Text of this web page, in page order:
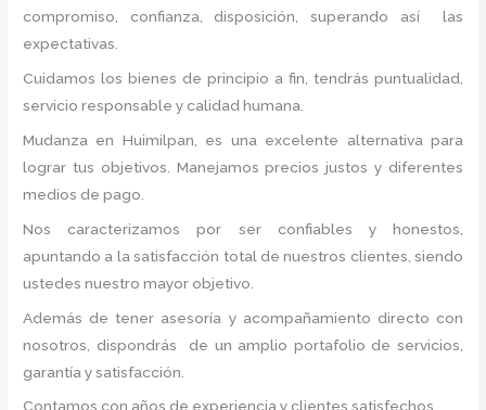
compromiso, confianza, disposición, superando así las
expectativas.
Cuidamos los bienes de principio a fin, tendrás puntualidad,
servicio responsable y calidad humana.
Mudanza en Huimilpan, es una excelente alternativa para
lograr tus objetivos. Manejamos precios justos y diferentes
medios de pago.
Nos caracterizamos por ser confiables y honestos,
apuntando a la satisfacción total de nuestros clientes, siendo
ustedes nuestro mayor objetivo.
Además de tener asesoría y acompañamiento directo con
nosotros, dispondrás de un amplio portafolio de servicios,
garantía y satisfacción.
Contamos con años de experiencia y clientes satisfechos.